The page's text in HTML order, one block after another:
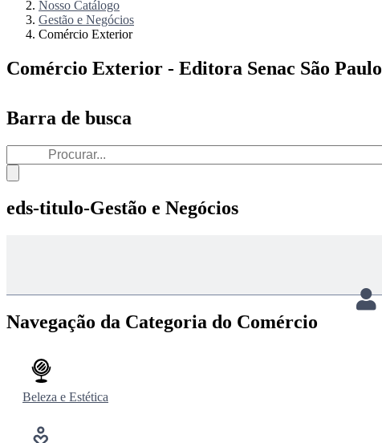
Nosso Catálogo
Gestão e Negócios
Comércio Exterior
Comércio Exterior - Editora Senac São Paulo
Barra de busca
eds-titulo-Gestão e Negócios
Navegação da Categoria do Comércio
Beleza e Estética